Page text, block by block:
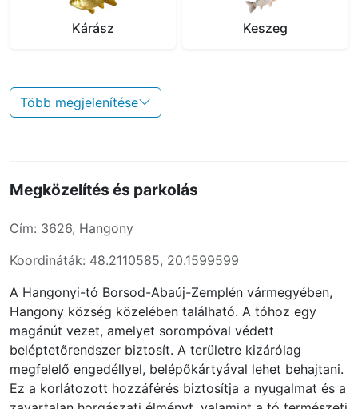
Kárász Keszeg
Több megjelenítése
Megközelítés és parkolás
Cím: 3626, Hangony
Koordináták: 48.2110585, 20.1599599
A Hangonyi-tó Borsod-Abaúj-Zemplén vármegyében,
Hangony község közelében található. A tóhoz egy
magánút vezet, amelyet sorompóval védett
beléptetőrendszer biztosít. A területre kizárólag
megfelelő engedéllyel, belépőkártyával lehet behajtani.
Ez a korlátozott hozzáférés biztosítja a nyugalmat és a